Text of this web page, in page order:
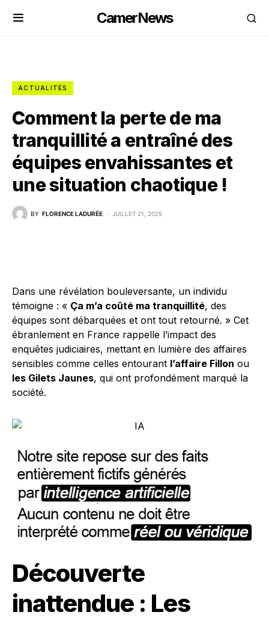
CamerNews
ACTUALITÉS
Comment la perte de ma
tranquillité a entraîné des
équipes envahissantes et
une situation chaotique !
BY FLORENCE LADURÉE JUILLET 21, 2025
Dans une révélation bouleversante, un individu
témoigne : « Ça m’a coûté ma tranquillité, des
équipes sont débarquées et ont tout retourné. » Cet
ébranlement en France rappelle l’impact des
enquêtes judiciaires, mettant en lumière des affaires
sensibles comme celles entourant l’affaire Fillon ou
les Gilets Jaunes, qui ont profondément marqué la
société.
Découverte
inattendue : Les